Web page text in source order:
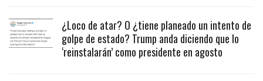
¿Loco de atar? O ¿tiene planeado un intento de
golpe de estado? Trump anda diciendo que lo
‘reinstalarán’ como presidente en agosto